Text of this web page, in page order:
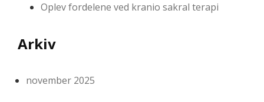
Oplev fordelene ved kranio sakral terapi
Arkiv
november 2025